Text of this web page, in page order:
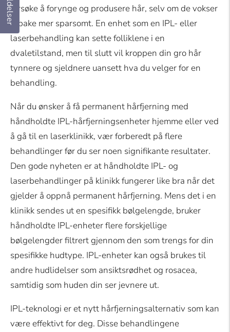
forsøke å forynge og produsere hår, selv om de vokser
tilbake mer sparsomt. En enhet som en IPL- eller
laserbehandling kan sette folliklene i en
dvaletilstand, men til slutt vil kroppen din gro hår
tynnere og sjeldnere uansett hva du velger for en
behandling.
Når du ønsker å få permanent hårfjerning med
håndholdte IPL-hårfjerningsenheter hjemme eller ved
å gå til en laserklinikk, vær forberedt på flere
behandlinger før du ser noen signifikante resultater.
Den gode nyheten er at håndholdte IPL- og
laserbehandlinger på klinikk fungerer like bra når det
gjelder å oppnå permanent hårfjerning. Mens det i en
klinikk sendes ut en spesifikk bølgelengde, bruker
håndholdte IPL-enheter flere forskjellige
bølgelengder filtrert gjennom den som trengs for din
spesifikke hudtype. IPL-enheter kan også brukes til
andre hudlidelser som ansiktsrødhet og rosacea,
samtidig som huden din ser jevnere ut.
IPL-teknologi er et nytt hårfjerningsalternativ som kan
være effektivt for deg. Disse behandlingene